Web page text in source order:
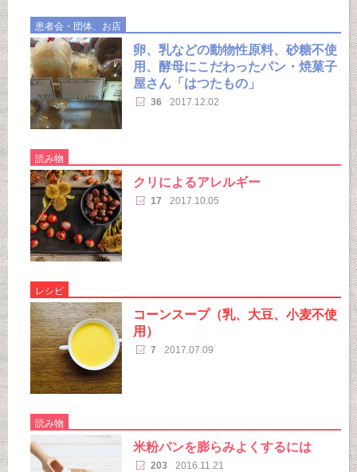
患者会・団体、お店
卵、乳などの動物性原料、砂糖不使
用、酵母にこだわったパン・焼菓子
屋さん「はつたもの」
36 2017.12.02
読み物
クリによるアレルギー
17 2017.10.05
レシピ
コーンスープ（乳、大豆、小麦不使
用）
7 2017.07.09
読み物
米粉パンを膨らみよくするには
203 2016.11.21